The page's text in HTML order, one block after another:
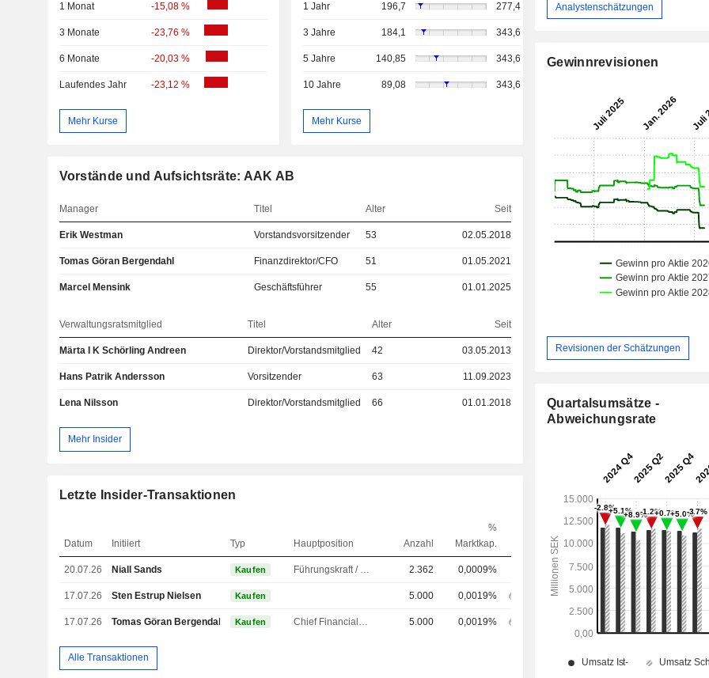
1 Monat -15,08 %
3 Monate -23,76 %
6 Monate -20,03 %
Laufendes Jahr -23,12 %
Mehr Kurse
1 Jahr 196,7 277,4
3 Jahre 184,1 343,6
5 Jahre 140,85 343,6
10 Jahre 89,08 343,6
Mehr Kurse
Vorstände und Aufsichtsräte: AAK AB
Manager Titel Alter Seit
Erik Westman Vorstandsvorsitzender 53 02.05.2018
Tomas Göran Bergendahl Finanzdirektor/CFO 51 01.05.2021
Marcel Mensink Geschäftsführer 55 01.01.2025
Verwaltungsratsmitglied Titel Alter Seit
Märta I K Schörling Andreen Direktor/Vorstandsmitglied 42 03.05.2013
Hans Patrik Andersson Vorsitzender 63 11.09.2023
Lena Nilsson Direktor/Vorstandsmitglied 66 01.01.2018
Mehr Insider
Letzte Insider-Transaktionen
Datum Initiiert Typ Hauptposition Anzahl
%
Marktkap.
20.07.26 Niall Sands Kaufen 2.362 0,0009%
17.07.26 Sten Estrup Nielsen Kaufen 5.000 0,0019%
17.07.26 Tomas Göran Bergendahl Kaufen 5.000 0,0019%
Alle Transaktionen
Analystenschätzungen
Gewinnrevisionen
Revisionen der Schätzungen
Quartalsumsätze -
Abweichungsrate